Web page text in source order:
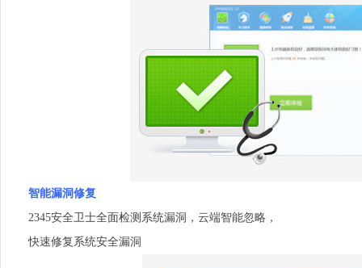
智能漏洞修复
2345安全卫士全面检测系统漏洞，云端智能忽略，
快速修复系统安全漏洞